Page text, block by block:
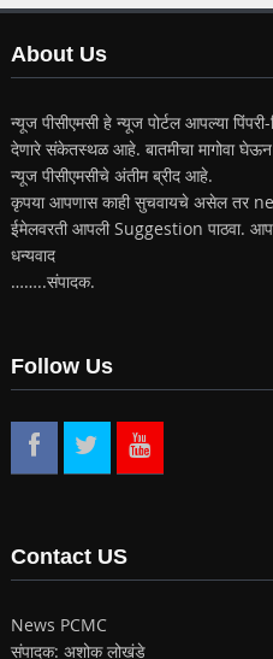
About Us
न्यूज पीसीएमसी हे न्यूज पोर्टल आपल्या
देणारे संकेतस्थळ आहे. बातमीचा मागोवा
न्यूज पीसीएमसीचे अंतीम ब्रीद आहे.
कृपया आपणास काही सुचवायचे असेल तर
ईमेलवरती आपली Suggestion पाठवा.
धन्यवाद
……..संपादक.
Follow Us
Contact US
News PCMC
संपादक: अशोक लोखंडे